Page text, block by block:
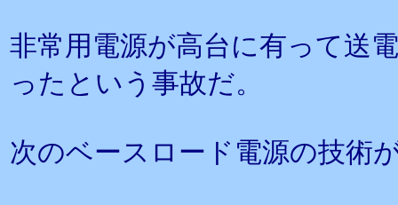
非常用電源が高台に有って送
ったという事故だ。
次のベースロード電源の技術